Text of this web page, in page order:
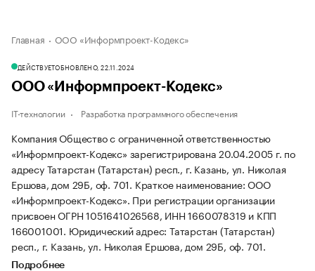
Главная ООО «Информпроект-Кодекс»
ДЕЙСТВУЕТОБНОВЛЕНО, 22.11.2024
ООО «Информпроект-Кодекс»
IT-технологии Разработка программного обеспечения
Компания Общество с ограниченной ответственностью
«Информпроект-Кодекс» зарегистрирована 20.04.2005 г. по
адресу Татарстан (Татарстан) респ., г. Казань, ул. Николая
Ершова, дом 29Б, оф. 701. Краткое наименование: ООО
«Информпроект-Кодекс». При регистрации организации
присвоен ОГРН 1051641026568, ИНН 1660078319 и КПП
166001001. Юридический адрес: Татарстан (Татарстан)
респ., г. Казань, ул. Николая Ершова, дом 29Б, оф. 701.
Подробнее